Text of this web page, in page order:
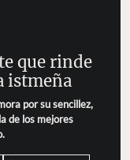
que rinde
istmeña
por su sencillez,
de los mejores